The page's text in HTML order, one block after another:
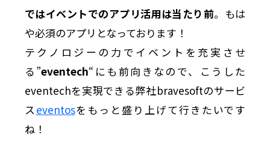
ではイベントでのアプリ活用は当たり前。もは
や必須のアプリとなっております！
テクノロジーの力でイベントを充実させ
る”eventech“にも前向きなので、こうした
eventechを実現できる弊社bravesoftのサービ
ス eventosをもっと盛り上げて行きたいです
ね！